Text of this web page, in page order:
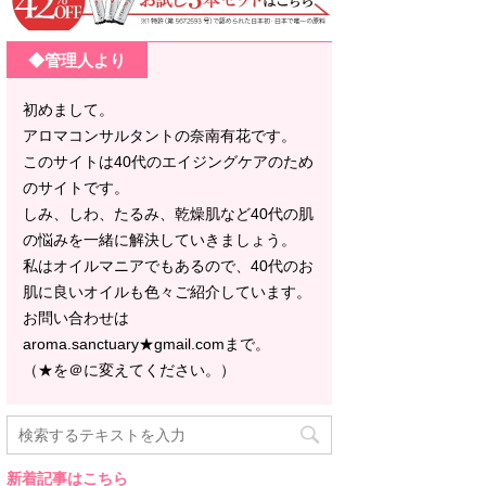
◆管理人より
初めまして。
アロマコンサルタントの奈南有花です。
このサイトは40代のエイジングケアのため
のサイトです。
しみ、しわ、たるみ、乾燥肌など40代の肌
の悩みを一緒に解決していきましょう。
私はオイルマニアでもあるので、40代のお
肌に良いオイルも色々ご紹介しています。
お問い合わせは
aroma.sanctuary★gmail.comまで。
（★を＠に変えてください。）
新着記事はこちら